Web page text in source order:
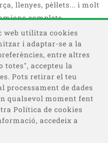
llenyes, pèl·lets... i molt
complets.
web utilitza cookies
i adaptar-se a la
entre altres
totes", accepteu la
Pots retirar el teu
processament de dades
qualsevol moment fent
Política de cookies
accedeix a